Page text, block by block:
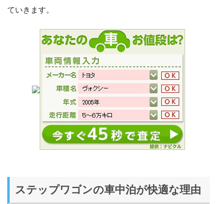
ていきます。
ステップワゴンの車中泊が快適な理由